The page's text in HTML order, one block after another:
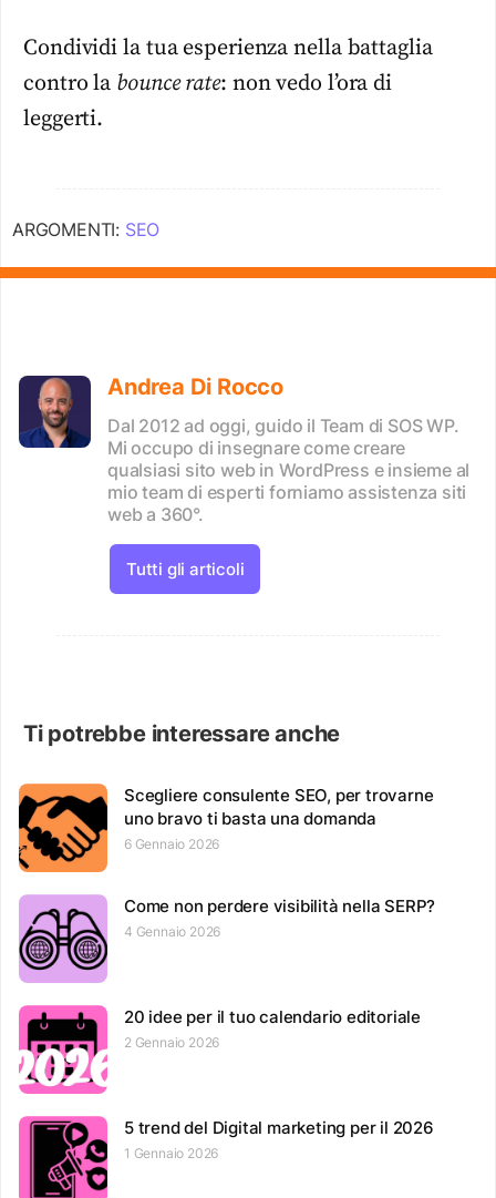
Condividi la tua esperienza nella battaglia
contro la bounce rate: non vedo l’ora di
leggerti.
ARGOMENTI: SEO
Andrea Di Rocco
Dal 2012 ad oggi, guido il Team di SOS WP.
Mi occupo di insegnare come creare
qualsiasi sito web in WordPress e insieme al
mio team di esperti forniamo assistenza siti
web a 360°.
Tutti gli articoli
Ti potrebbe interessare anche
Scegliere consulente SEO, per trovarne
uno bravo ti basta una domanda
6 Gennaio 2026
Come non perdere visibilità nella SERP?
4 Gennaio 2026
20 idee per il tuo calendario editoriale
2 Gennaio 2026
5 trend del Digital marketing per il 2026
1 Gennaio 2026